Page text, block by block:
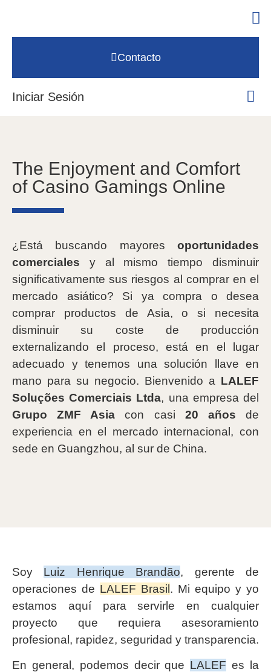
Contacto
Iniciar Sesión
The Enjoyment and Comfort
of Casino Gamings Online
¿Está buscando mayores oportunidades
comerciales y al mismo tiempo disminuir
significativamente sus riesgos al comprar en el
mercado asiático? Si ya compra o desea
comprar productos de Asia, o si necesita
disminuir su coste de producción
externalizando el proceso, está en el lugar
adecuado y tenemos una solución llave en
mano para su negocio. Bienvenido a LALEF
Soluções Comerciais Ltda, una empresa del
Grupo ZMF Asia con casi 20 años de
experiencia en el mercado internacional, con
sede en Guangzhou, al sur de China.
Soy Luiz Henrique Brandão, gerente de
operaciones de LALEF Brasil. Mi equipo y yo
estamos aquí para servirle en cualquier
proyecto que requiera asesoramiento
profesional, rapidez, seguridad y transparencia.
En general, podemos decir que LALEF es la